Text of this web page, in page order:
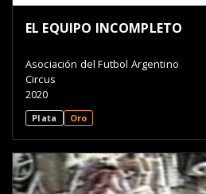
EL EQUIPO INCOMPLETO
Asociación del Futbol Argentino
Circus
2020
Plata Oro